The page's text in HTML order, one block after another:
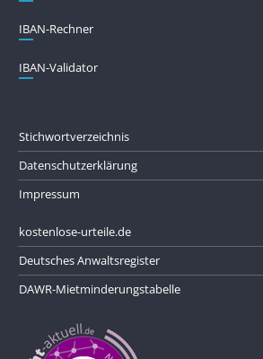
IBAN-Rechner
IBAN-Validator
Stichwortverzeichnis
Datenschutzerklärung
Impressum
kostenlose-urteile.de
Deutsches Anwaltsregister
DAWR-Mietminderungstabelle